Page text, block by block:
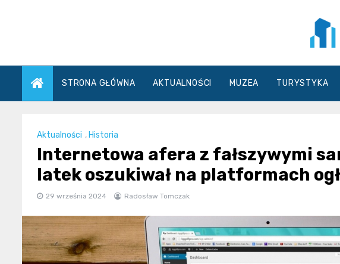
STRONA GŁÓWNA AKTUALNOŚCI MUZEA TURYSTYKA
Aktualności , Historia
Internetowa afera z fałszywymi
latek oszukiwał na platformach
29 września 2024 Radosław Tomczak